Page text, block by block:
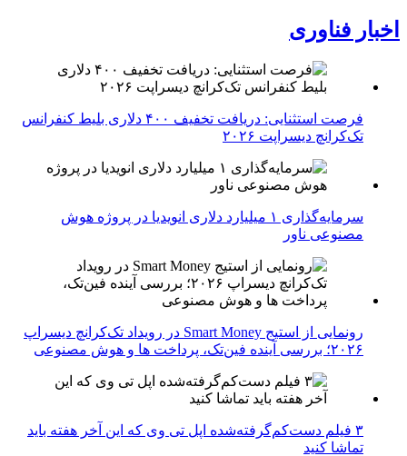
اخبار فناوری
فرصت استثنایی: دریافت تخفیف ۴۰۰ دلاری بلیط کنفرانس
تک‌کرانچ دیسراپت ۲۰۲۶
سرمایه‌گذاری ۱ میلیارد دلاری انویدیا در پروژه هوش
مصنوعی ناور
رونمایی از استیج Smart Money در رویداد تک‌کرانچ دیسراپ
۲۰۲۶؛ بررسی آینده فین‌تک، پرداخت‌ ها و هوش مصنوعی
۳ فیلم دست‌کم‌گرفته‌شده اپل تی وی که این آخر هفته باید
تماشا کنید